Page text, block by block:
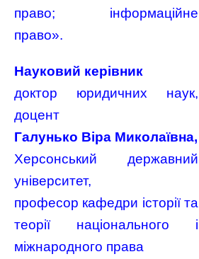
право; інформаційне
право».
Науковий керівник
доктор юридичних наук,
доцент
Галунько Віра Миколаївна,
Херсонський державний
університет,
професор кафедри історії та
теорії національного і
міжнародного права